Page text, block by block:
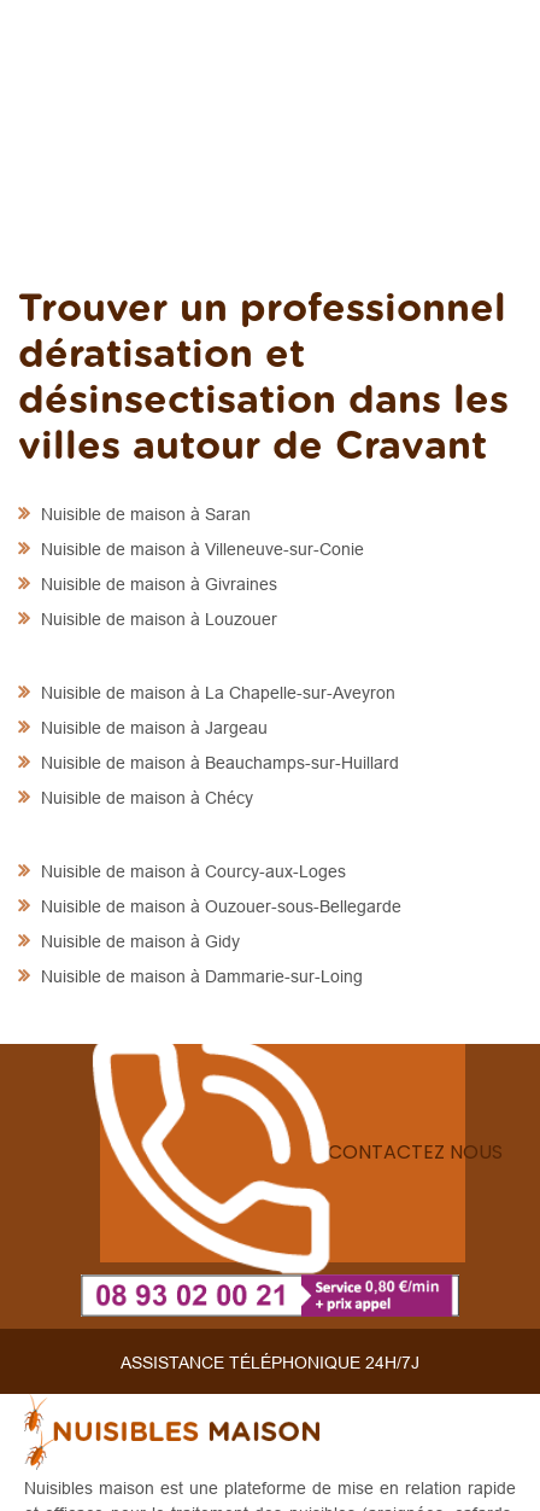
Trouver un professionnel
dératisation et
désinsectisation dans les
villes autour de Cravant
Nuisible de maison à Saran
Nuisible de maison à Villeneuve-sur-Conie
Nuisible de maison à Givraines
Nuisible de maison à Louzouer
Nuisible de maison à La Chapelle-sur-Aveyron
Nuisible de maison à Jargeau
Nuisible de maison à Beauchamps-sur-Huillard
Nuisible de maison à Chécy
Nuisible de maison à Courcy-aux-Loges
Nuisible de maison à Ouzouer-sous-Bellegarde
Nuisible de maison à Gidy
Nuisible de maison à Dammarie-sur-Loing
CONTACTEZ NOUS
ASSISTANCE TÉLÉPHONIQUE 24H/7J
Nuisibles maison est une plateforme de mise en relation rapide